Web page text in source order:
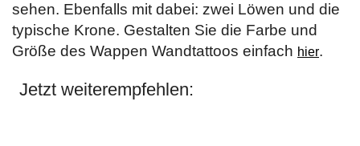
sehen. Ebenfalls mit dabei: zwei Löwen und die
typische Krone. Gestalten Sie die Farbe und
Größe des Wappen Wandtattoos einfach hier.
Jetzt weiterempfehlen: